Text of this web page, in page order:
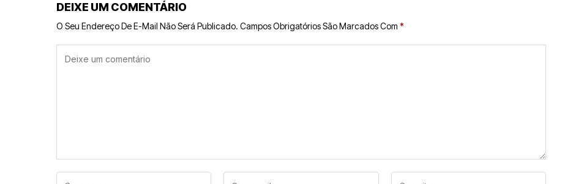
DEIXE UM COMENTÁRIO
O Seu Endereço De E-Mail Não Será Publicado. Campos Obrigatórios São Marcados Com *